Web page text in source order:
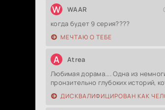
W WAAR
когда будет 9 серия????
МЕЧТАЮ О ТЕБЕ
A Atrea
Любимая дорама.... Одна из
пронзительно глубоких историй,
ДИСКВАЛИФИЦИРОВАН КАК